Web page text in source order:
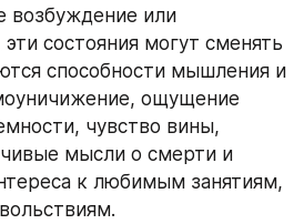
возбуждение или
состояния могут сменять
способности мышления и
ощущение
чувство вины,
мысли о смерти и
к любимым занятиям,